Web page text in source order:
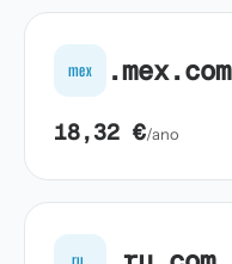
mex .mex.com
18,32 €/ano
ru.